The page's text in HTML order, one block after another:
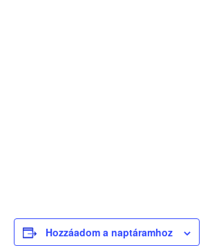
Hozzáadom a naptáramhoz